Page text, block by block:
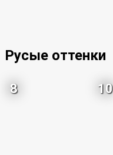
Русые оттенки
8 10